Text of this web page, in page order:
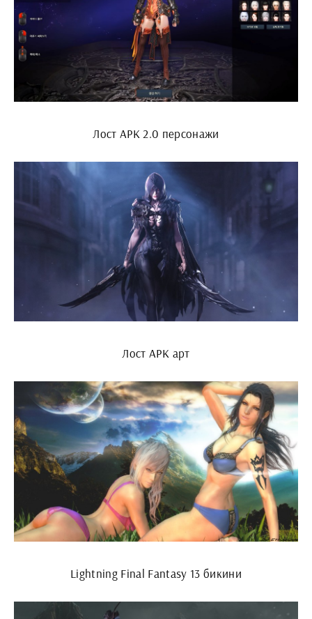
Лост АРК 2.0 персонажи
Лост АРК арт
Lightning Final Fantasy 13 бикини